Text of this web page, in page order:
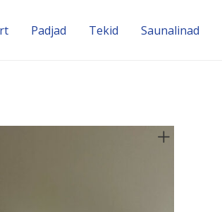
Padjad Tekid Sauna­linad